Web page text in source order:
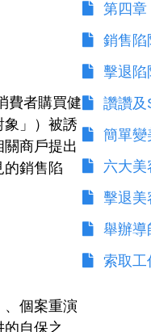
費者購買健
」）被誘
商戶提出
的銷售陷
個案重演
自保之
第四章
銷售陷
擊退陷
讚讚及
簡單變
六大美
擊退美
舉辦導
索取工